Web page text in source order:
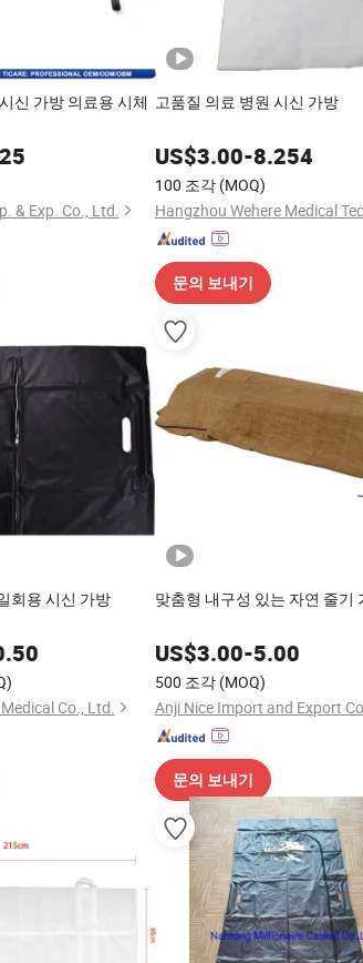
신 가방 의료용 시체
& Exp. Co., Ltd.
고품질 의료 병원 시신 가방
US$3.00-8.254
100 조각 (MOQ)
문의 보내기
회용 시신 가방
Co., Ltd.
맞춤형 내구성 있는 자연 줄기
US$3.00-5.00
500 조각 (MOQ)
Anji Nice Import and Export
문의 보내기